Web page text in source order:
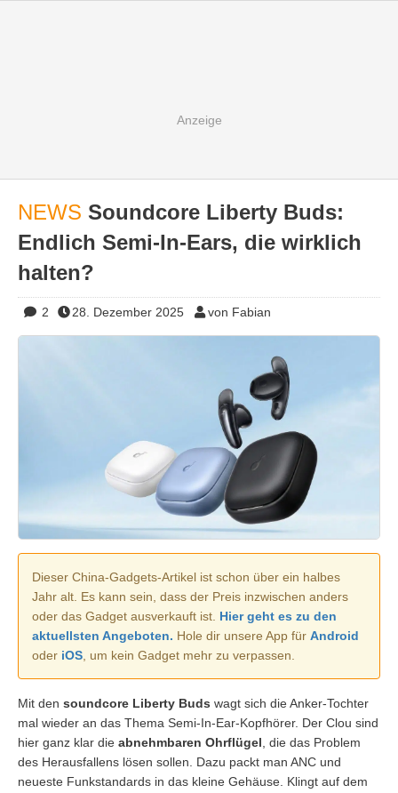
NEWS Soundcore Liberty Buds:
Endlich Semi-In-Ears, die wirklich
halten?
2 28. Dezember 2025 von Fabian
Dieser China-Gadgets-Artikel ist schon über ein halbes
Jahr alt. Es kann sein, dass der Preis inzwischen anders
oder das Gadget ausverkauft ist. Hier geht es zu den
aktuellsten Angeboten. Hole dir unsere App für Android
oder iOS, um kein Gadget mehr zu verpassen.
Mit den soundcore Liberty Buds wagt sich die Anker-Tochter
mal wieder an das Thema Semi-In-Ear-Kopfhörer. Der Clou sind
hier ganz klar die abnehmbaren Ohrflügel, die das Problem
des Herausfallens lösen sollen. Dazu packt man ANC und
neueste Funkstandards in das kleine Gehäuse. Klingt auf dem